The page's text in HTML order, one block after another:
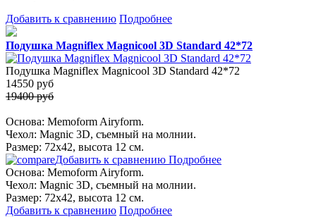
Добавить к сравнению Подробнее
Подушка Magniflex Magnicool 3D Standard 42*72
Подушка Magniflex Magnicool 3D Standard 42*72
14550 руб
19400 руб
Основа: Memoform Airyform.
Чехол: Magniс 3D, съемный на молнии.
Размер: 72х42, высота 12 см.
Добавить к сравнению Подробнее
Основа: Memoform Airyform.
Чехол: Magniс 3D, съемный на молнии.
Размер: 72х42, высота 12 см.
Добавить к сравнению Подробнее